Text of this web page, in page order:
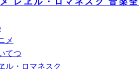
メ
てつ
ル・ロマネスク